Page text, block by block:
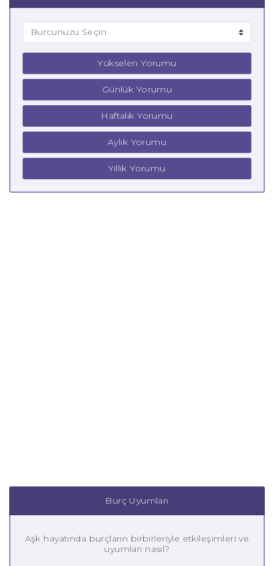
Yükselen Yorumu
Günlük Yorumu
Haftalık Yorumu
Aylık Yorumu
Yıllık Yorumu
Burç Uyumları
Aşk hayatında burçların birbirleriyle etkileşimleri ve
uyumları nasıl?